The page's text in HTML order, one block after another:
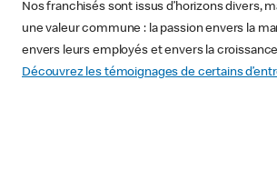
Nos franchisés sont issus d’horizons divers,
une valeur commune : la passion envers la
envers leurs employés et envers la
Découvrez les témoignages de certains